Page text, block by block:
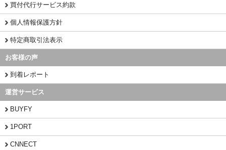
買付代行サービス約款
個人情報保護方針
特定商取引法表示
お客様の声
到着レポート
運営サービス
BUYFY
1PORT
CNNECT